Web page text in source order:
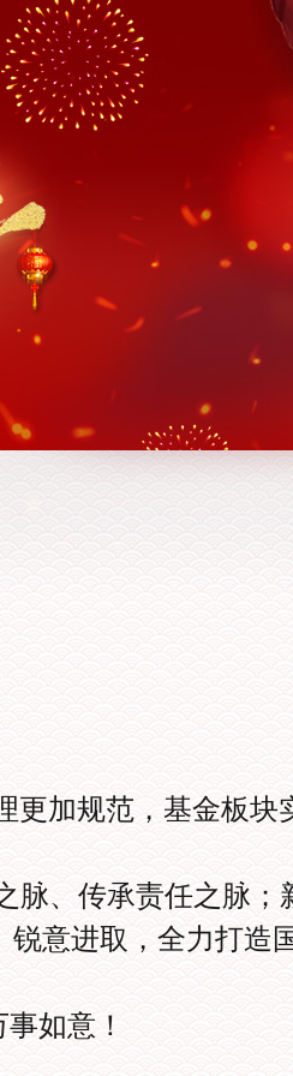
更加规范，基金板块
脉、传承责任之脉；
锐意进取，全力打造
如意！